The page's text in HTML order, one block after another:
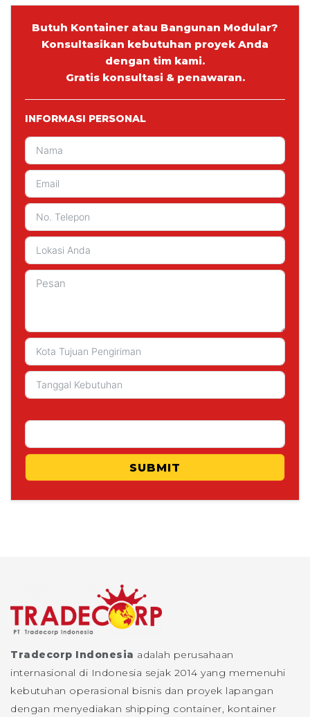
Butuh Kontainer atau Bangunan Modular?
Konsultasikan kebutuhan proyek Anda
dengan tim kami.
Gratis konsultasi & penawaran.
INFORMASI PERSONAL
SUBMIT
Tradecorp Indonesia adalah perusahaan
internasional di Indonesia sejak 2014 yang memenuhi
kebutuhan operasional bisnis dan proyek lapangan
dengan menyediakan shipping container, kontainer